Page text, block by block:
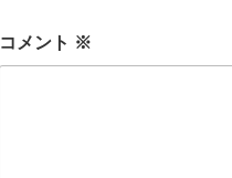
コメント ※